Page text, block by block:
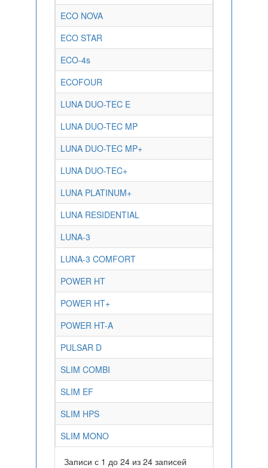
ECO NOVA
ECO STAR
ECO-4s
ECOFOUR
LUNA DUO-TEC E
LUNA DUO-TEC MP
LUNA DUO-TEC MP+
LUNA DUO-TEC+
LUNA PLATINUM+
LUNA RESIDENTIAL
LUNA-3
LUNA-3 COMFORT
POWER HT
POWER HT+
POWER HT-A
PULSAR D
SLIM COMBI
SLIM EF
SLIM HPS
SLIM MONO
Записи с 1 до 24 из 24 записей